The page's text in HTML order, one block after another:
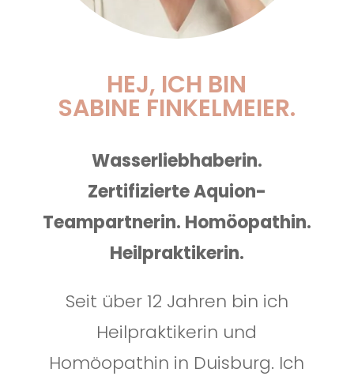
HEJ, ICH BIN
SABINE FINKELMEIER.
Wasserliebhaberin.
ZertifizierteAquion-
Teampartnerin. Homöopathin.
Heilpraktikerin.
Seit über 12 Jahren bin ich
Heilpraktikerin und
Homöopathin in Duisburg. Ich